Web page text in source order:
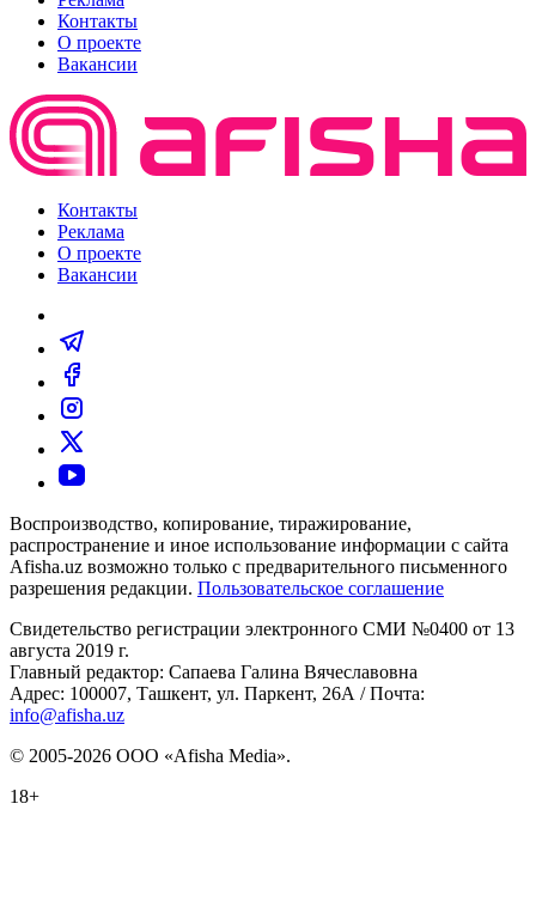
Контакты
О проекте
Вакансии
Контакты
Реклама
О проекте
Вакансии
Воспроизводство, копирование, тиражирование,
распространение и иное использование информации с сайта
Afisha.uz возможно только с предварительного письменного
разрешения редакции. Пользовательское соглашение
Свидетельство регистрации электронного СМИ №0400 от 13
августа 2019 г.
Главный редактор: Сапаева Галина Вячеславовна
Адрес: 100007, Ташкент, ул. Паркент, 26А / Почта:
info@afisha.uz
© 2005-2026 ООО «Afisha Media».
18+